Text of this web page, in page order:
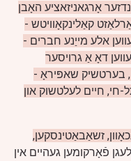
אָרגאניזאציע האָבן
יאָרן פאַרלאַזט קאַלינקאָוויטש -
אלע מייַנע חברים -
דאָ אַ גרויסער
בערטשיק שאפּיראָ -
חי, חיים לעלטשוק און
זשאַבאַטינסקען,
פֿאָרקומען געהיים אין